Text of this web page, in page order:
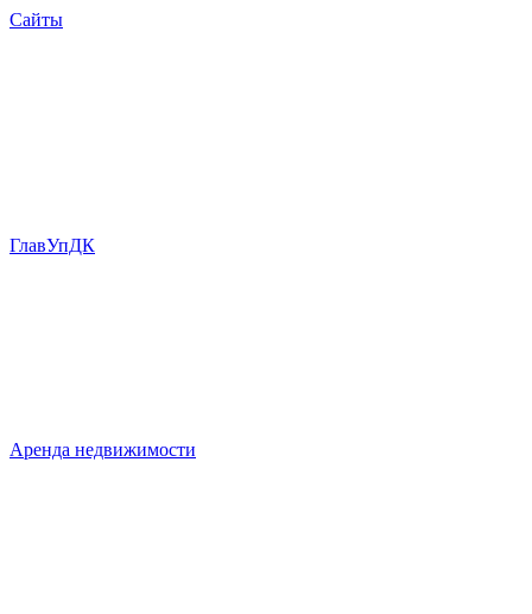
Сайты
ГлавУпДК
Аренда недвижимости